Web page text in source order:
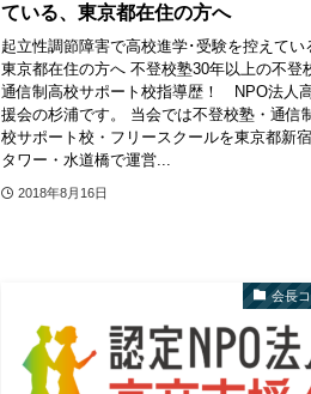
ている、東京都在住の方へ
起立性調節障害で高校進学･受験を控えてい
東京都在住の方へ 不登校塾30年以上の不登
通信制高校サポート校指導歴！ NPO法人
援会の杉浦です。 当会では不登校塾・通信
校サポート校・フリースクールを東京都新
タワー・水道橋で運営...
2018年8月16日
会長